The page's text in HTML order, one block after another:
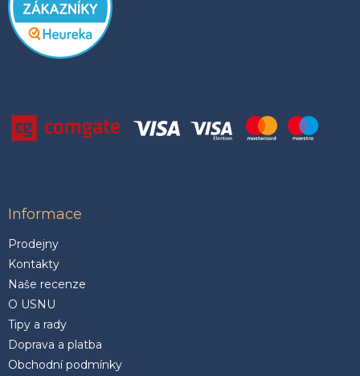
Informace
Prodejny
Kontakty
Naše recenze
O USNU
Tipy a rady
Doprava a platba
Obchodní podmínky